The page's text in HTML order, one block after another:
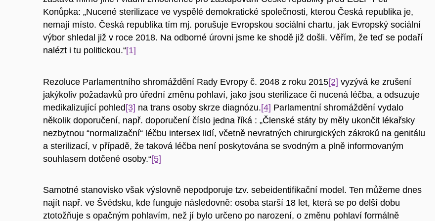
Konůpka: „Nucené sterilizace ve vyspělé demokratické společnosti, kterou Česká republika je,
nemají místo. Česká republika tím mj. porušuje Evropskou sociální chartu, jak Evropský sociální
výbor shledal již v roce 2018. Na odborné úrovni jsme ke shodě již došli. Věřím, že teď se podaří
nalézt i tu politickou.“[1]
Rezoluce Parlamentního shromáždění Rady Evropy č. 2048 z roku 2015[2] vyzývá ke zrušení
jakýkoliv požadavků pro úřední změnu pohlaví, jako jsou sterilizace či nucená léčba, a odsuzuje
medikalizující pohled[3] na trans osoby skrze diagnózu.[4] Parlamentní shromáždění vydalo
několik doporučení, např. doporučení číslo jedna říká : „Členské státy by měly ukončit lékařsky
nezbytnou “normalizační“ léčbu intersex lidí, včetně nevratných chirurgických zákroků na genitálu
a sterilizací, v případě, že taková léčba není poskytována se svodným a plně informovaným
souhlasem dotčené osoby.“[5]
Samotné stanovisko však výslovně nepodporuje tzv. sebeidentifikační model. Ten můžeme dnes
najít např. ve Švédsku, kde funguje následovně: osoba starší 18 let, která se po delší dobu
ztotožňuje s opačným pohlavím, než jí bylo určeno po narození, o změnu pohlaví formálně